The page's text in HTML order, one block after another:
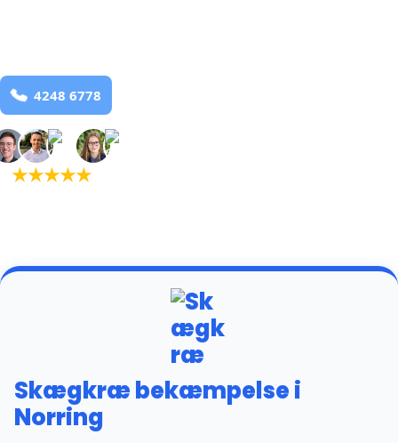
★★★★★(5,0)
Skægkræ bekæmpelse i
Norring